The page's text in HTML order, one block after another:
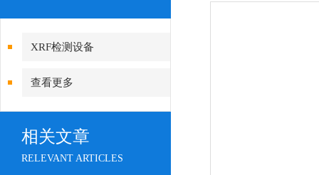
XRF检测设备
查看更多
相关文章
RELEVANT ARTICLES